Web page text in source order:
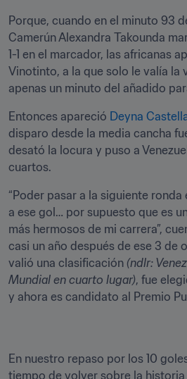
Porque, cuando en el minuto 93
Camerún Alexandra Takounda
1-1 en el marcador, las africanas
Vinotinto, a la que solo le valía la
apenas un minuto del añadido
Entonces apareció Deyna
disparo desde la media cancha
desató la locura y puso a
cuartos.
“Poder pasar a la siguiente
a ese gol… por supuesto que es
más hermosos de mi carrera”,
casi un año después de ese 3 de
valió una clasificación (ndlr:
Mundial en cuarto lugar), fue
y ahora es candidato al Premio
En nuestro repaso por los 10
tiempo de volver sobre la historia